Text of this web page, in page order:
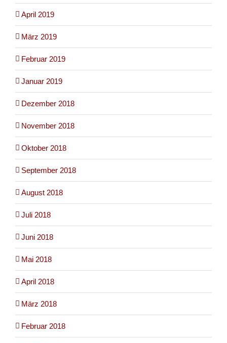
April 2019
März 2019
Februar 2019
Januar 2019
Dezember 2018
November 2018
Oktober 2018
September 2018
August 2018
Juli 2018
Juni 2018
Mai 2018
April 2018
März 2018
Februar 2018